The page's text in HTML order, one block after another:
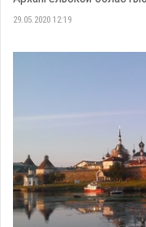
29.05.2020 12:19